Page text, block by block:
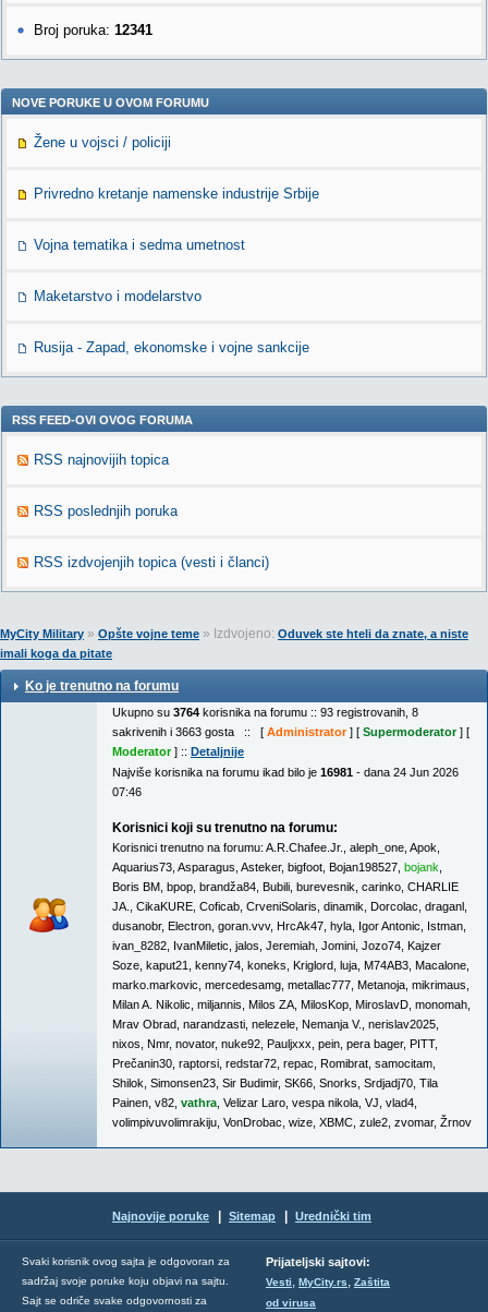
Broj poruka: 12341
NOVE PORUKE U OVOM FORUMU
Žene u vojsci / policiji
Privredno kretanje namenske industrije Srbije
Vojna tematika i sedma umetnost
Maketarstvo i modelarstvo
Rusija - Zapad, ekonomske i vojne sankcije
RSS FEED-OVI OVOG FORUMA
RSS najnovijih topica
RSS poslednjih poruka
RSS izdvojenjih topica (vesti i članci)
MyCity Military » Opšte vojne teme » Izdvojeno: Oduvek ste hteli da znate, a niste
imali koga da pitate
Ko je trenutno na forumu
Ukupno su 3764 korisnika na forumu :: 93 registrovanih, 8
sakrivenih i 3663 gosta :: [ Administrator] [ Supermoderator] [
Moderator] :: Detaljnije
Najviše korisnika na forumu ikad bilo je 16981 - dana 24 Jun 2026
07:46
Korisnici koji su trenutno na forumu:
Korisnici trenutno na forumu: A.R.Chafee.Jr. aleph_one Apok
Aquarius73 Asparagus Asteker, bigfoot Bojan198527 bojank
Boris BM bpop brandža84 Bubili burevesnik carinko CHARLIE
JA.
CikaKURE Coficab CrveniSolaris dinamik Dorcolac draganl
dusanobr, Electron goran.vvv, HrcAk47 hyla Igor Antonic Istman
ivan_8282 IvanMiletic jalos Jeremiah Jomini Jozo74 Kajzer
Soze kaput21 kenny74 koneks Kriglord luja M74AB3 Macalone
marko.markovic mercedesamg metallac777 Metanoja mikrimaus
Milan A. Nikolic miljannis Milos ZA MilosKop MiroslavD monomah
Mrav Obrad narandzasti nelezele Nemanja V. nerislav2025
nixos Nmr, novator, nuke92 Pauljxxx pein pera bager, PITT,
Prečanin30 raptorsi redstar72 repac Romibrat samocitam
Shilok Simonsen23 Sir Budimir, SK66 Snorks Srdjadj70 Tila
Painen v82 vathra Velizar Laro vespa nikola VJ vlad4
volimpivuvolimrakiju VonDrobac wize XBMC zule2 zvomar, Žrnov
Najnovije poruke Sitemap Urednički tim
Svaki korisnik ovog sajta je odgovoran za
sadržaj svoje poruke koju objavi na sajtu.
Sajt se odriče svake odgovornosti za
Prijateljski sajtovi:
Vesti, MyCity.rs, Zaštita
od virusa